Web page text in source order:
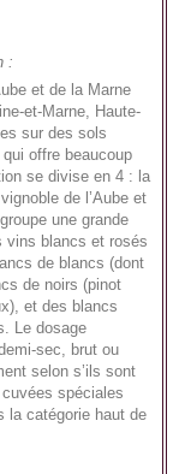
:
et de la Marne
et-Marne, Haute-
sur des sols
offre beaucoup
se divise en 4 : la
de l’Aube et
une grande
vins blancs et rosés
de blancs (dont
de noirs (pinot
et des blancs
Le dosage
sec, brut ou
selon s’ils sont
spéciales
la catégorie haut de